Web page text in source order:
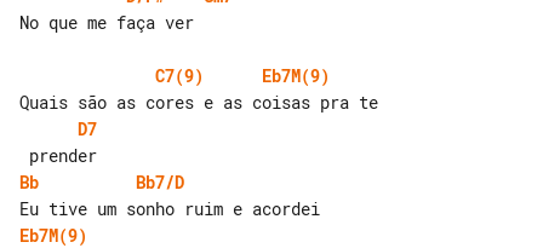
No que me faça ver
C7(9)
Eb7M(9)
D7
Bb
Bb7/D
Eb7M(9)